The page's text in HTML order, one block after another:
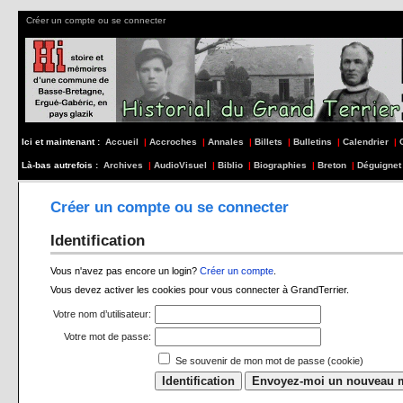
Créer un compte ou se connecter
Ici et maintenant : Accueil | Accroches | Annales | Billets | Bulletins | Calendrier |
Là-bas autrefois : Archives | AudioVisuel | Biblio | Biographies | Breton | Déguignet
Créer un compte ou se connecter
Identification
Vous n'avez pas encore un login? Créer un compte
Vous devez activer les cookies pour vous connecter à GrandTerrier.
Votre nom d’utilisateur:
Votre mot de passe:
Se souvenir de mon mot de passe (cookie)